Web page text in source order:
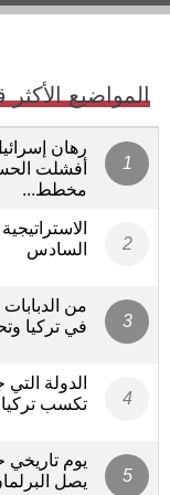
المواضيع الأكثر
رهان
أفشلت
مخطط...
السادس
من
في تركيا
الدولة
تكسب
يوم تاريخي
يصل